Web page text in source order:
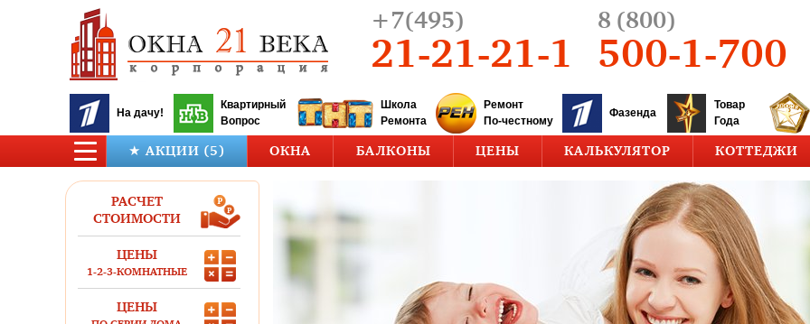
+7(495)
21-21-21-1
8 (800)
500-1-700
На дачу!
Квартирный
Вопрос
Школа
Ремонта
Ремонт
По-честному
Фазенда
Товар
Года
★ АКЦИИ (5) ОКНА БАЛКОНЫ ЦЕНЫ КАЛЬКУЛЯТОР КОТТЕДЖИ
РАСЧЕТ
СТОИМОСТИ
ЦЕНЫ
1-2-3-КОМНАТНЫЕ
ЦЕНЫ